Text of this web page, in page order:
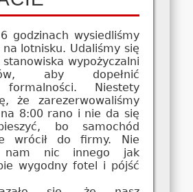
godzinach wysiedliśmy
lotnisku. Udaliśmy się
wypożyczalni
aby dopełnić
formalności. Niestety
że zarezerwowaliśmy
8:00 rano i nie da się
bo samochód
wrócił do firmy. Nie
nam nic innego jak
wygodny fotel i pójść